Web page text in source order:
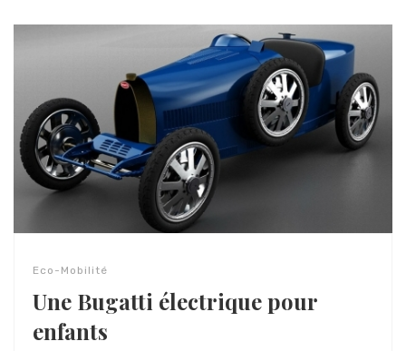
Eco-Mobilité
Une Bugatti électrique pour
enfants